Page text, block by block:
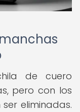
de cuero
pero con los
eliminadas.